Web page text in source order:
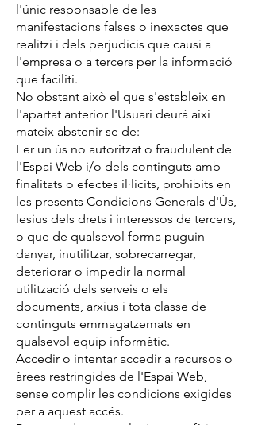
l'únic responsable de les
manifestacions falses o inexactes que
realitzi i dels perjudicis que causi a
l'empresa o a tercers per la informació
que faciliti.
No obstant això el que s'estableix en
l'apartat anterior l'Usuari deurà així
mateix abstenir-se de:
Fer un ús no autoritzat o fraudulent de
l'Espai Web i/o dels continguts amb
finalitats o efectes il·lícits, prohibits en
les presents Condicions Generals d'Ús,
lesius dels drets i interessos de tercers,
o que de qualsevol forma puguin
danyar, inutilitzar, sobrecarregar,
deteriorar o impedir la normal
utilització dels serveis o els
documents, arxius i tota classe de
continguts emmagatzemats en
qualsevol equip informàtic.
Accedir o intentar accedir a recursos o
àrees restringides de l'Espai Web,
sense complir les condicions exigides
per a aquest accés.